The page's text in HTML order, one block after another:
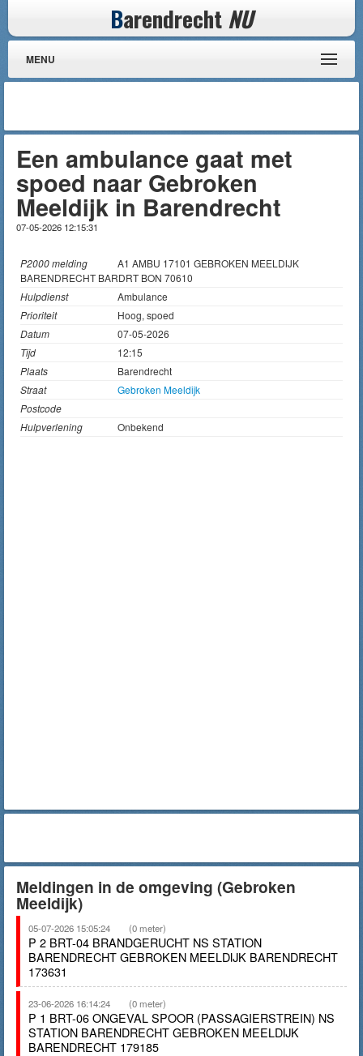
Barendrecht NU
MENU
Een ambulance gaat met
spoed naar Gebroken
Meeldijk in Barendrecht
07-05-2026 12:15:31
P2000 melding
A1 AMBU 17101 GEBROKEN MEELDIJK
BARENDRECHT BARDRT BON 70610
Hulpdienst
Ambulance
Prioriteit
Hoog, spoed
Datum
07-05-2026
Tijd
12:15
Plaats
Barendrecht
Straat
Gebroken Meeldijk
Postcode
Hulpverlening
Onbekend
Meldingen in de omgeving (Gebroken
Meeldijk)
05-07-2026 15:05:24 (0 meter)
P 2 BRT-04 BRANDGERUCHT NS STATION
BARENDRECHT GEBROKEN MEELDIJK BARENDRECHT
173631
23-06-2026 16:14:24 (0 meter)
P 1 BRT-06 ONGEVAL SPOOR (PASSAGIERSTREIN) NS
STATION BARENDRECHT GEBROKEN MEELDIJK
BARENDRECHT 179185